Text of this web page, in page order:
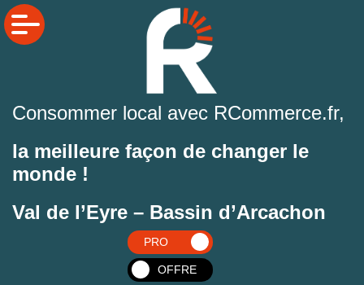
Consommer local avec RCommerce.fr,
la meilleure façon de changer le
monde !
Val de l’Eyre – Bassin d’Arcachon
PRO
OFFRE